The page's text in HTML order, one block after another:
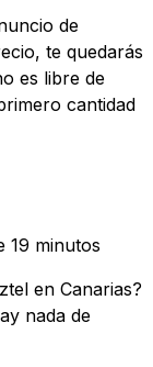
de
te quedarás
es libre de
cantidad
19 minutos
en Canarias?
nada de